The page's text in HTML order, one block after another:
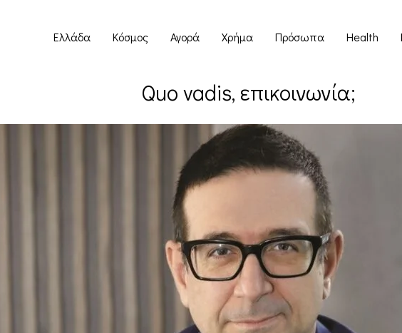
Ελλάδα Κόσμος Αγορά Χρήμα Πρόσωπα Health
Quo vadis, επικοινωνία;